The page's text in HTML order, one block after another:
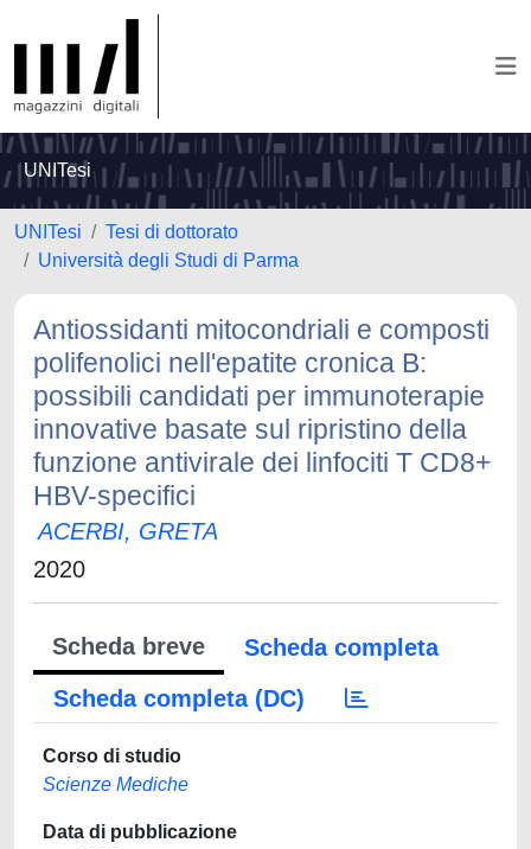
UNITesi
UNITesi
Tesi di dottorato
Università degli Studi di Parma
Antiossidanti mitocondriali e composti
polifenolici nell'epatite cronica B:
possibili candidati per immunoterapie
innovative basate sul ripristino della
funzione antivirale dei linfociti T CD8+
HBV-specifici
ACERBI, GRETA
2020
Scheda breve
Scheda completa
Scheda completa (DC)
Corso di studio
Scienze Mediche
Data di pubblicazione